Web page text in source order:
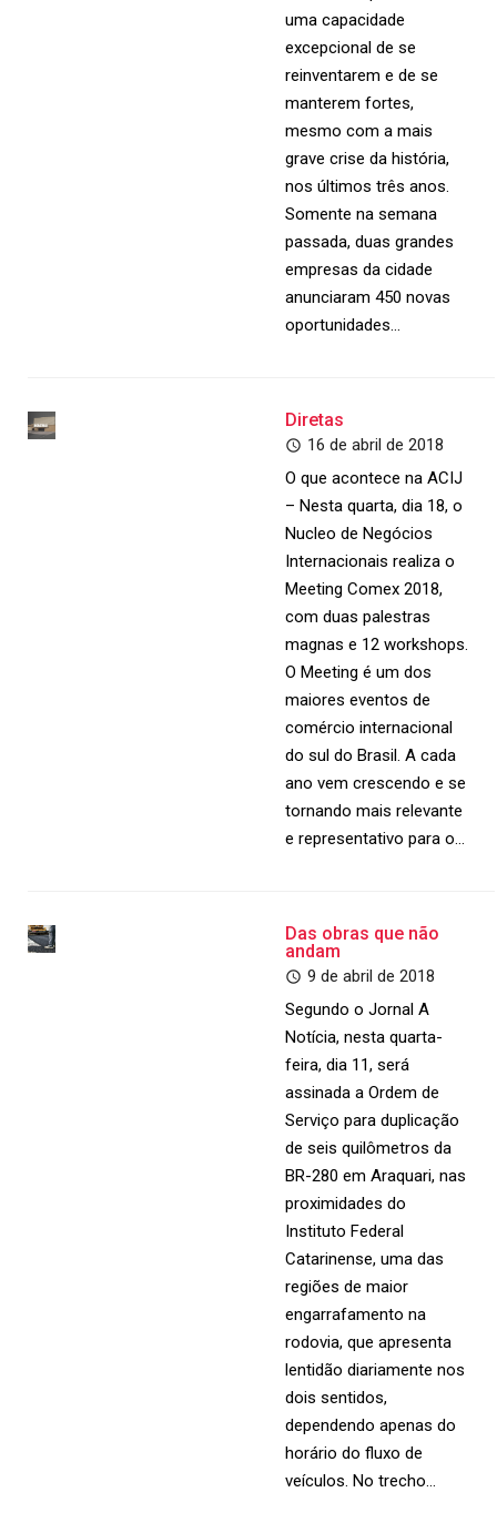
uma capacidade
excepcional de se
reinventarem e de se
manterem fortes,
mesmo com a mais
grave crise da história,
nos últimos três anos.
Somente na semana
passada, duas grandes
empresas da cidade
anunciaram 450 novas
oportunidades…
Diretas
16 de abril de 2018
O que acontece na ACIJ
– Nesta quarta, dia 18, o
Nucleo de Negócios
Internacionais realiza o
Meeting Comex 2018,
com duas palestras
magnas e 12 workshops.
O Meeting é um dos
maiores eventos de
comércio internacional
do sul do Brasil. A cada
ano vem crescendo e se
tornando mais relevante
e representativo para o…
Das obras que não
andam
9 de abril de 2018
Segundo o Jornal A
Notícia, nesta quarta-
feira, dia 11, será
assinada a Ordem de
Serviço para duplicação
de seis quilômetros da
BR-280 em Araquari, nas
proximidades do
Instituto Federal
Catarinense, uma das
regiões de maior
engarrafamento na
rodovia, que apresenta
lentidão diariamente nos
dois sentidos,
dependendo apenas do
horário do fluxo de
veículos. No trecho…